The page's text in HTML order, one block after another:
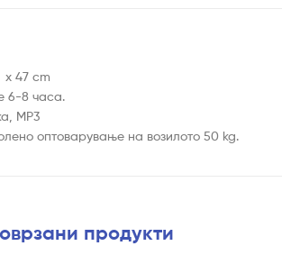
x 47 cm
6-8 часа.
MP3
оптоварување на возилото 50 kg.
продукти